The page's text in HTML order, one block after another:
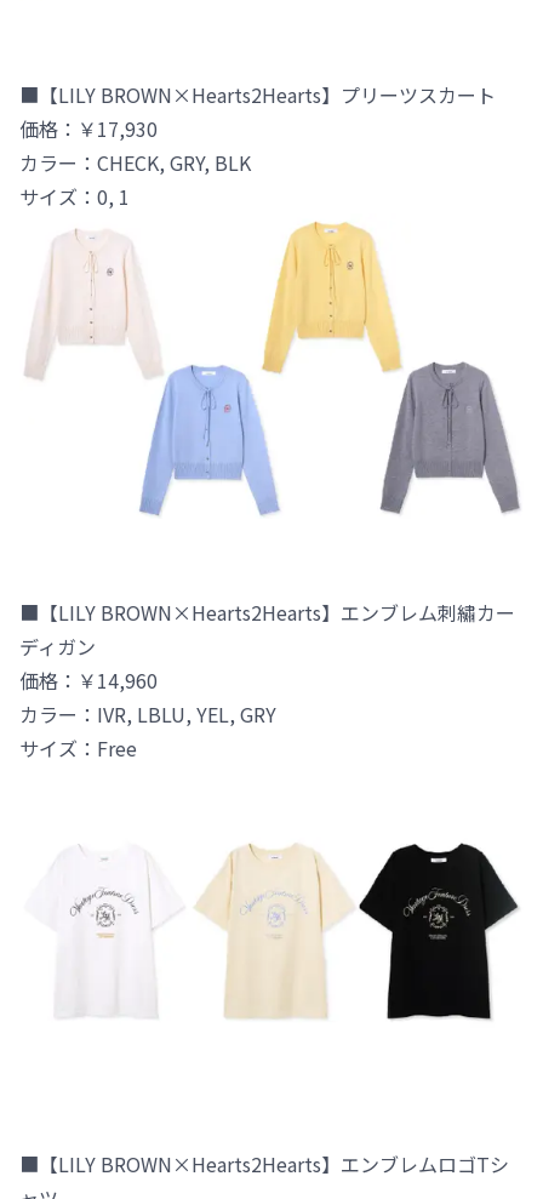
■【LILY BROWN×Hearts2Hearts】プリーツスカート
価格：￥17,930
カラー：CHECK, GRY, BLK
サイズ：0, 1
■【LILY BROWN×Hearts2Hearts】エンブレム刺繡カー
ディガン
価格：￥14,960
カラー：IVR, LBLU, YEL, GRY
サイズ：Free
■【LILY BROWN×Hearts2Hearts】エンブレムロゴTシ